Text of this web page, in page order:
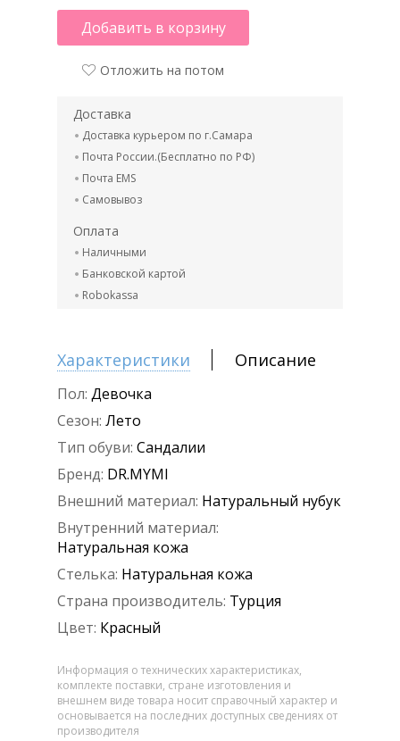
Добавить в корзину
Отложить на потом
Доставка
Доставка курьером по г.Самара
Почта России.(Бесплатно по РФ)
Почта EMS
Самовывоз
Оплата
Наличными
Банковской картой
Robokassa
Характеристики Описание
Пол: Девочка
Сезон: Лето
Тип обуви: Сандалии
Бренд: DR.MYMI
Внешний материал: Натуральный нубук
Внутренний материал:
Натуральная кожа
Стелька: Натуральная кожа
Страна производитель: Турция
Цвет: Красный
Информация о технических характеристиках,
комплекте поставки, стране изготовления и
внешнем виде товара носит справочный характер и
основывается на последних доступных сведениях от
производителя